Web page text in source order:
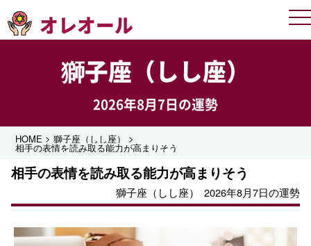
オレオール
獅子座（しし座）
2026年8月7日の運勢
HOME >獅子座（しし座） >
相手の表情を読み取る能力が高まりそう
相手の表情を読み取る能力が高まりそう
獅子座（しし座） 2026年8月7日の運勢